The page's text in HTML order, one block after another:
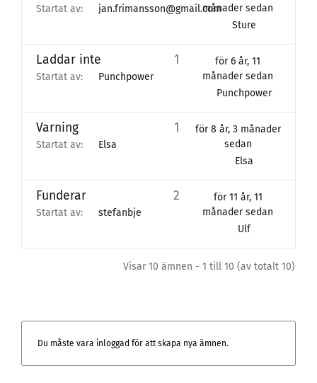
Startat av: jan.frimansson@gmail.commånader sedan
Sture
Laddar inte
Startat av: Punchpower
1
för 6 år, 11
månader sedan
Punchpower
Varning
Startat av: Elsa
1
för 8 år, 3 månader
sedan
Elsa
Funderar
Startat av: stefanbje
2
för 11 år, 11
månader sedan
Ulf
Visar 10 ämnen - 1 till 10 (av totalt 10)
Du måste vara inloggad för att skapa nya ämnen.